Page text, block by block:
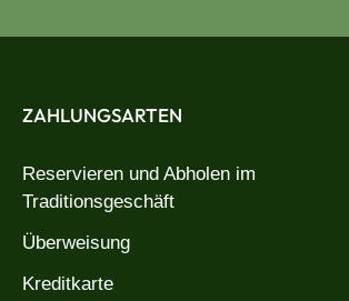
ZAHLUNGSARTEN
Reservieren und Abholen im
Traditionsgeschäft
Überweisung
Kreditkarte